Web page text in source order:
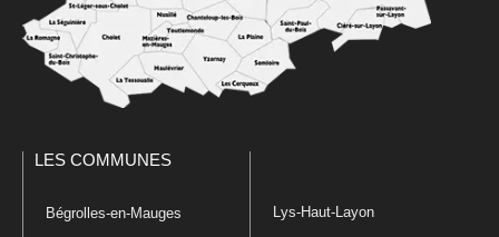
LES COMMUNES
Bégrolles-en-Mauges Lys-Haut-Layon